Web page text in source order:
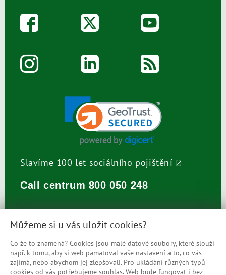
Slavíme 100 let sociálního pojištění
Call centrum 800 050 248
Prohlášení o přístupnosti
Můžeme si u vás uložit cookies?
Co že to znamená? Cookies jsou malé datové soubory, které slouží
např. k tomu, aby si web pamatoval vaše nastavení a to, co vás
zajímá, nebo abychom jej zlepšovali. Pro ukládání různých typů
cookies od vás potřebujeme souhlas. Web bude fungovat i bez